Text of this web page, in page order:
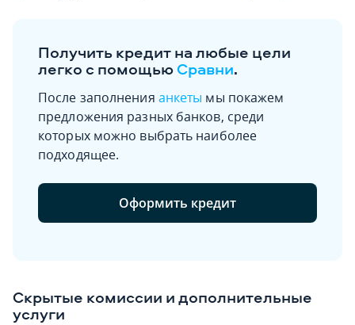
Получить кредит на любые цели
легко с помощьюСравни.
После заполнения анкеты мы покажем
предложения разных банков, среди
которых можно выбрать наиболее
подходящее.
Оформить кредит
Скрытые комиссии и дополнительные
услуги